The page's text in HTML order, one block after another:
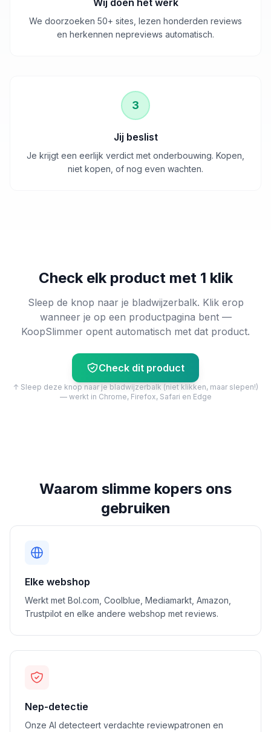
Wij doen het werk
We doorzoeken 50+ sites, lezen honderden reviews
en herkennen nepreviews automatisch.
3
Jij beslist
Je krijgt een eerlijk verdict met onderbouwing. Kopen,
niet kopen, of nog even wachten.
Check elk product met 1 klik
Sleep de knop naar je bladwijzerbalk. Klik erop
wanneer je op een productpagina bent —
KoopSlimmer opent automatisch met dat product.
Check dit product
↑ Sleep deze knop naar je bladwijzerbalk (niet klikken, maar slepen!)
— werkt in Chrome, Firefox, Safari en Edge
Waarom slimme kopers ons
gebruiken
Elke webshop
Werkt met Bol.com, Coolblue, Mediamarkt, Amazon,
Trustpilot en elke andere webshop met reviews.
Nep-detectie
Onze AI detecteert verdachte reviewpatronen en